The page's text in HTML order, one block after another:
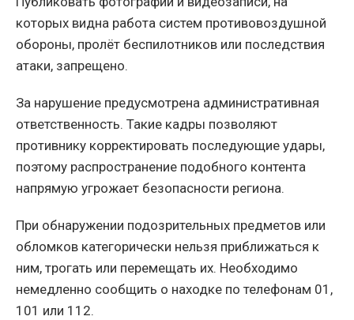
которых видна работа систем противовоздушной
обороны, пролёт беспилотников или последствия
атаки, запрещено.
За нарушение предусмотрена административная
ответственность. Такие кадры позволяют
противнику корректировать последующие удары,
поэтому распространение подобного контента
напрямую угрожает безопасности региона.
При обнаружении подозрительных предметов или
обломков категорически нельзя приближаться к
ним, трогать или перемещать их. Необходимо
немедленно сообщить о находке по телефонам 01,
101 или 112.